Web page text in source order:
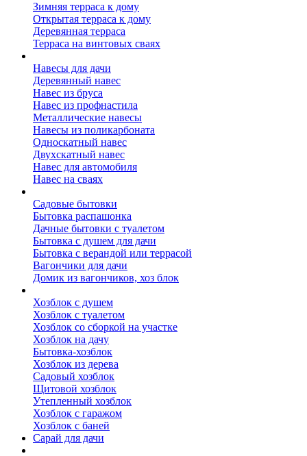
Зимняя терраса к дому
Открытая терраса к дому
Деревянная терраса
Терраса на винтовых сваях
Навесы для дачи
Деревянный навес
Навес из бруса
Навес из профнастила
Металлические навесы
Навесы из поликарбоната
Односкатный навес
Двухскатный навес
Навес для автомобиля
Навес на сваях
Садовые бытовки
Бытовка распашонка
Дачные бытовки с туалетом
Бытовка с душем для дачи
Бытовка с верандой или террасой
Вагончики для дачи
Домик из вагончиков, хоз блок
Хозблок с душем
Хозблок с туалетом
Хозблок со сборкой на участке
Хозблок на дачу
Бытовка-хозблок
Хозблок из дерева
Садовый хозблок
Щитовой хозблок
Утепленный хозблок
Хозблок с гаражом
Хозблок с баней
Сарай для дачи